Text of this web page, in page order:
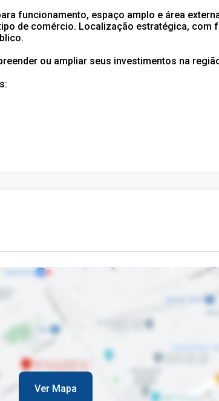
funcionamento, espaço amplo e área
de comércio. Localização estratégica, com
ou ampliar seus investimentos na
Ver Mapa